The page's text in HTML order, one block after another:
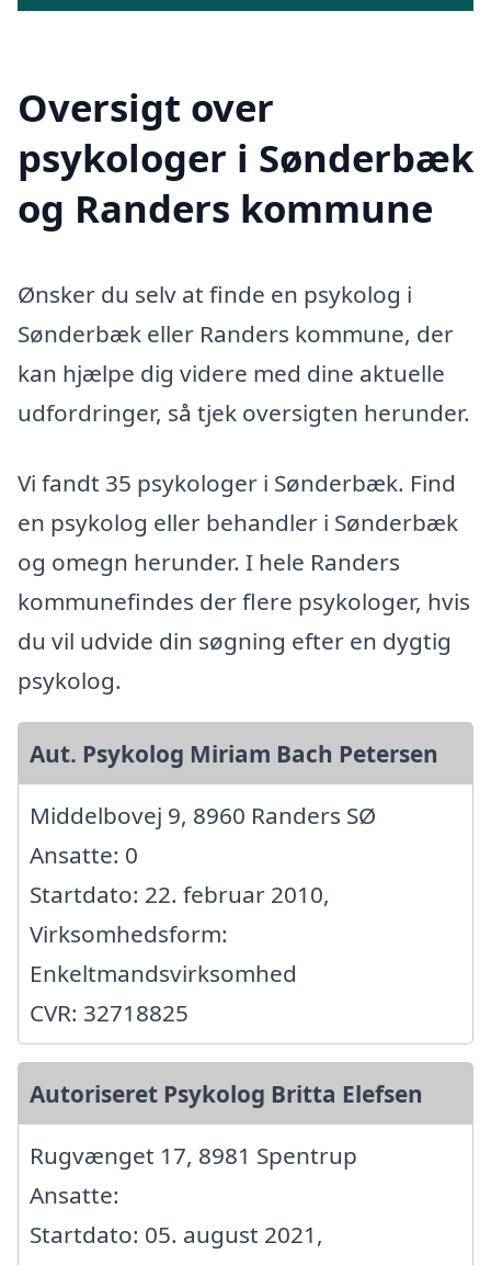
Oversigt over
psykologer i Sønderbæk
og Randers kommune
Ønsker du selv at finde en psykolog i
Sønderbæk eller Randers kommune, der
kan hjælpe dig videre med dine aktuelle
udfordringer, så tjek oversigten herunder.
Vi fandt 35 psykologer i Sønderbæk. Find
en psykolog eller behandler i Sønderbæk
og omegn herunder. I hele Randers
kommunefindes der flere psykologer, hvis
du vil udvide din søgning efter en dygtig
psykolog.
Aut. Psykolog Miriam Bach Petersen
Middelbovej 9, 8960 Randers SØ
Ansatte: 0
Startdato: 22. februar 2010,
Virksomhedsform:
Enkeltmandsvirksomhed
CVR: 32718825
Autoriseret Psykolog Britta Elefsen
Rugvænget 17, 8981 Spentrup
Ansatte:
Startdato: 05. august 2021,